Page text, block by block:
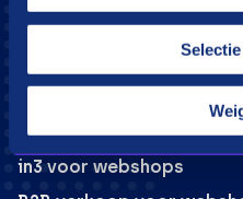
Download app
Moeite met betalen?
Webshops
in3 voor webshops